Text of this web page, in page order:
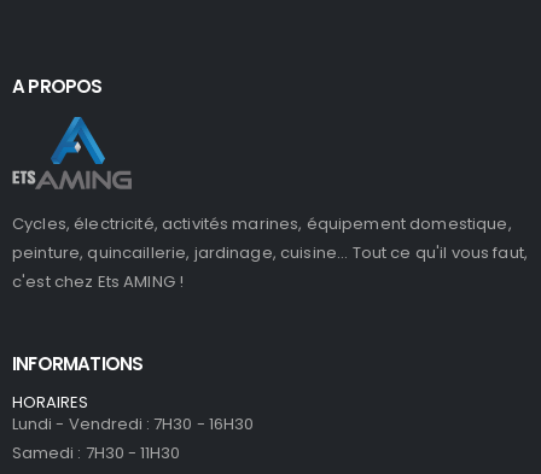
A PROPOS
Cycles, électricité, activités marines, équipement domestique,
peinture, quincaillerie, jardinage, cuisine... Tout ce qu'il vous faut,
c'est chez Ets AMING !
INFORMATIONS
HORAIRES
Lundi - Vendredi : 7H30 - 16H30
Samedi : 7H30 - 11H30